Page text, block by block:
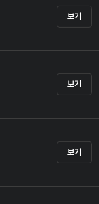
보기
보기
보기